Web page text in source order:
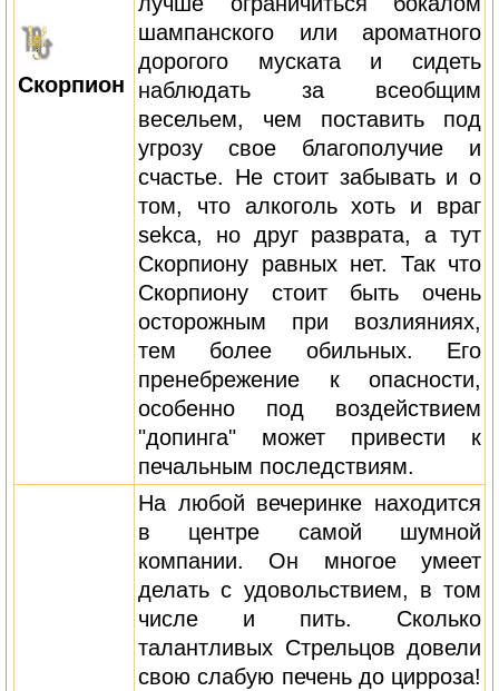
Скорпион
шампанского или ароматного
дорогого муската и сидеть
наблюдать за всеобщим
весельем, чем поставить под
угрозу свое благополучие и
счастье. Не стоит забывать и о
том, что алкоголь хоть и враг
sekcа, но друг разврата, а тут
Скорпиону равных нет. Так что
Скорпиону стоит быть очень
осторожным при возлияниях,
тем более обильных. Его
пренебрежение к опасности,
особенно под воздействием
"допинга" может привести к
печальным последствиям.
На любой вечеринке находится
в центре самой шумной
компании. Он многое умеет
делать с удовольствием, в том
числе и пить. Сколько
талантливых Стрельцов довели
свою слабую печень до цирроза!